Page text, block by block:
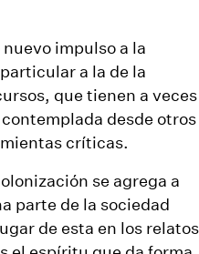
impulso a la
a la de la
que tienen a veces
desde otros
críticas.
se agrega a
parte de la sociedad
de esta en los relatos